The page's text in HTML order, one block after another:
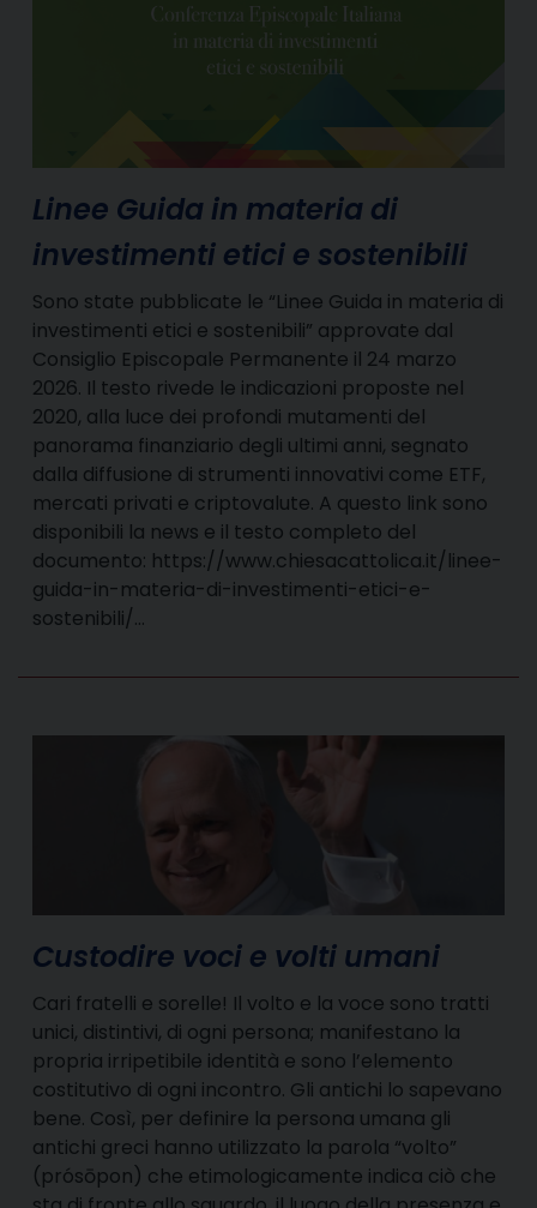
Linee Guida in materia di
investimenti etici e sostenibili
Sono state pubblicate le “Linee Guida in materia di
investimenti etici e sostenibili” approvate dal
Consiglio Episcopale Permanente il 24 marzo
2026. Il testo rivede le indicazioni proposte nel
2020, alla luce dei profondi mutamenti del
panorama finanziario degli ultimi anni, segnato
dalla diffusione di strumenti innovativi come ETF,
mercati privati e criptovalute. A questo link sono
disponibili la news e il testo completo del
documento: https://www.chiesacattolica.it/linee-
guida-in-materia-di-investimenti-etici-e-
sostenibili/…
Custodire voci e volti umani
Cari fratelli e sorelle! Il volto e la voce sono tratti
unici, distintivi, di ogni persona; manifestano la
propria irripetibile identità e sono l’elemento
costitutivo di ogni incontro. Gli antichi lo sapevano
bene. Così, per definire la persona umana gli
antichi greci hanno utilizzato la parola “volto”
(prósōpon) che etimologicamente indica ciò che